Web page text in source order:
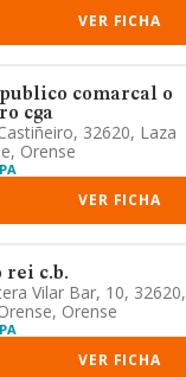
VER FICHA
comarcal o
cga
32620, Laza
Orense
VER FICHA
rei c.b.
Vilar Bar, 10, 32620,
Orense
VER FICHA